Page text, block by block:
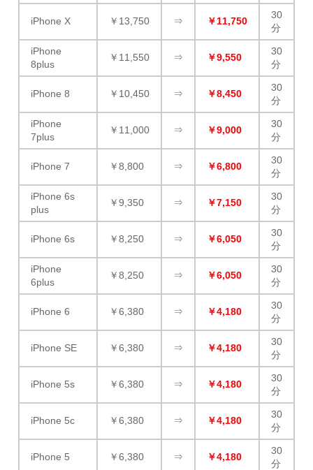
iPhone X ￥13,750 ⇒ ￥11,750
30
分
iPhone
8plus
￥11,550 ⇒ ￥9,550
30
分
iPhone 8 ￥10,450 ⇒ ￥8,450
30
分
iPhone
7plus
￥11,000 ⇒ ￥9,000
30
分
iPhone 7 ￥8,800 ⇒ ￥6,800
30
分
iPhone 6s
plus
￥9,350 ⇒ ￥7,150
30
分
iPhone 6s ￥8,250 ⇒ ￥6,050
30
分
iPhone
6plus
￥8,250 ⇒ ￥6,050
30
分
iPhone 6 ￥6,380 ⇒ ￥4,180
30
分
iPhone SE ￥6,380 ⇒ ￥4,180
30
分
iPhone 5s ￥6,380 ⇒ ￥4,180
30
分
iPhone 5c ￥6,380 ⇒ ￥4,180
30
分
iPhone 5 ￥6,380 ⇒ ￥4,180
30
分